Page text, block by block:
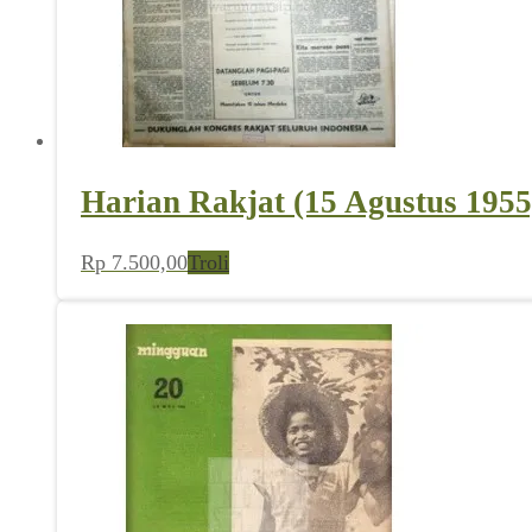
Harian Rakjat (15 Agustus
Rp 7.500,00Troli